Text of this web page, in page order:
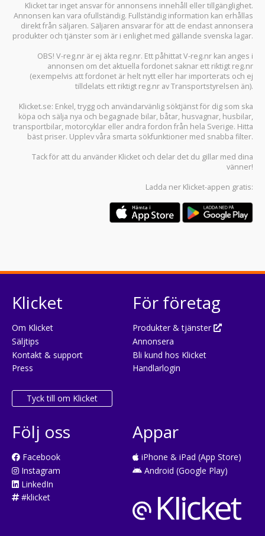
Klicket tar inget ansvar för annonsens innehåll eller tillgänglighet.
Annonsen kan vara ofullständig. Fullständig information kan erhållas
direkt från säljaren. Säljaren ansvarar för att de endast annonsera
produkter och tjänster som är i enlighet med gällande svenska lagar.
OBS! V-reg.nr är ej äkta reg.nr. Ett påhittat V-reg.nr kan anges i
annonsen om det aktuella fordonet saknar ett riktigt reg.nr
(exempelvis att fordonet är helt nytt eller har importerats och ej
tilldelats ett riktigt reg.nr av Transportstyrelsen än).
Klicket.se: Enkel, trygg och användarvänlig söktjänst för dig som ska
köpa och sälja nya och begagnade bilar, båtar, husvagnar, husbilar,
transportbilar, motorcyklar eller andra fordon från hela Sverige. Hitta
bäst priser. Upplev våra smarta sökfunktioner med snabba filter.
Tack för att du använder Klicket och delar det du gillar med dina
vänner!
Ladda ner Klicket-appen gratis:
Klicket
Om Klicket
Säljtips
Kontakt & support
Press
Tyck till om Klicket
För företag
Produkter & tjänster
Annonsera
Bli kund hos Klicket
Handlarlogin
Följ oss
Facebook
Instagram
LinkedIn
#klicket
Appar
iPhone & iPad (App Store)
Android (Google Play)